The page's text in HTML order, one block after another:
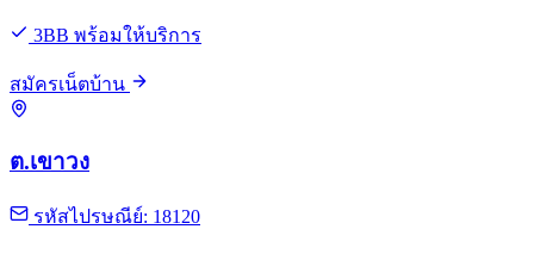
3BB พร้อมให้บริการ
สมัครเน็ตบ้าน
ต.เขาวง
รหัสไปรษณีย์: 18120